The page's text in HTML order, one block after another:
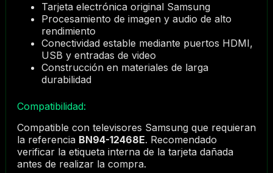
Tarjeta electrónica original Samsung
Procesamiento de imagen y audio de alto
rendimiento
Conectividad estable mediante puertos HDMI,
USB y entradas de video
Construcción en materiales de larga
durabilidad
Compatibilidad:
Compatible con televisores Samsung que requieran
la referencia BN94-12468E. Recomendado
verificar la etiqueta interna de la tarjeta dañada
antes de realizar la compra.